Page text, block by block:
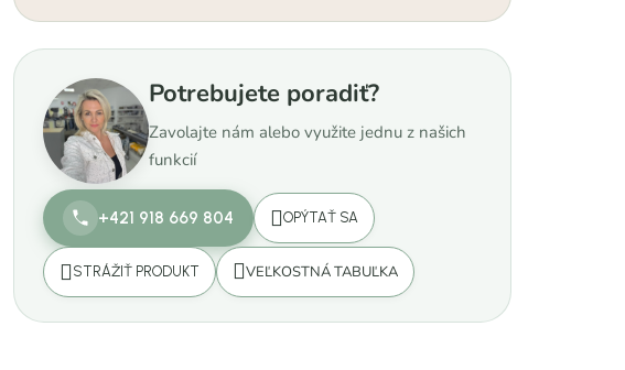
Potrebujete poradiť?
Zavolajte nám alebo využite jednu z našich
funkcií
+421 918 669 804 OPÝTAŤ SA
STRÁŽIŤ PRODUKT VEĽKOSTNÁ TABUĽKA